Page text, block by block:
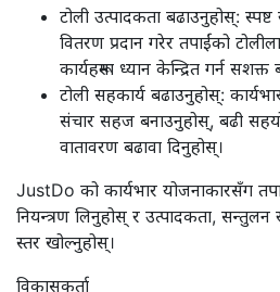
टोली उत्पादकता बढाउनुहोस्:
वितरण प्रदान गरेर तपाईंको
कार्यहरूमा ध्यान केन्द्रित गर्न सशक्त
टोली सहकार्य बढाउनुहोस्:
संचार सहज बनाउनुहोस्, बढी
वातावरण बढावा दिनुहोस्।
JustDo को कार्यभार योजनाकारसँग
नियन्त्रण लिनुहोस् र उत्पादकता,
स्तर खोल्नुहोस्।
विकासकर्ता